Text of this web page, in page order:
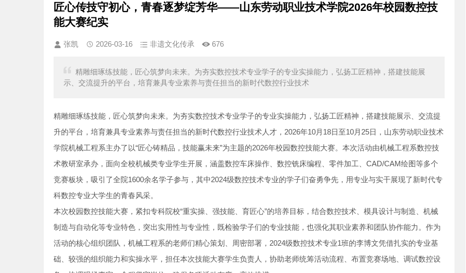
匠心传技守初心，青春逐梦绽芳华——山东劳动职业技术学院2026年校园数控技
能大赛纪实
张凯 2026-03-16 非遗文化传承 676
精雕细琢练技能，匠心筑梦向未来。为夯实数控技术专业学子的专业实操能力，弘扬工匠精神，搭建技能展
示、交流提升的平台，培育兼具专业素养与责任担当的新时代数控行业技术
精雕细琢练技能，匠心筑梦向未来。为夯实数控技术专业学子的专业实操能力，弘扬工匠精神，搭建技能展示、交流提
升的平台，培育兼具专业素养与责任担当的新时代数控行业技术人才，2026年10月18日至10月25日，山东劳动职业技术
学院机械工程系主办了以“匠心铸精品，技能赢未来”为主题的2026年校园数控技能大赛。本次活动由机械工程系数控技
术教研室承办，面向全校机械类专业学生开展，涵盖数控车床操作、数控铣床编程、零件加工、CAD/CAM绘图等多个
竞赛板块，吸引了全院1600余名学子参与，其中2024级数控技术专业的学子们奋勇争先，用专业与实干展现了新时代专
科数控专业大学生的青春风采。
本次校园数控技能大赛，紧扣专科院校“重实操、强技能、育匠心”的培养目标，结合数控技术、模具设计与制造、机械
制造与自动化等专业特色，突出实用性与专业性，既检验学子们的专业技能，也强化其职业素养和团队协作能力。作为
活动的核心组织团队，机械工程系的老师们精心策划、周密部署，2024级数控技术专业1班的李博文凭借扎实的专业基
础、较强的组织能力和实操水平，担任本次技能大赛学生负责人，协助老师统筹活动流程、布置竞赛场地、调试数控设